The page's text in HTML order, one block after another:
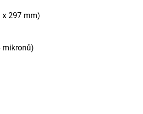
297 mm)
mikronů)